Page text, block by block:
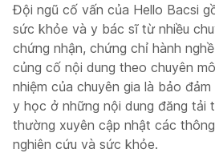
Đội ngũ cố vấn của Hello Bacsi
sức khỏe và y bác sĩ từ nhiều
chứng nhận, chứng chỉ hành
củng cố nội dung theo chuyên
nhiệm của chuyên gia là bảo
y học ở những nội dung đăng tải
thường xuyên cập nhật các
nghiên cứu và sức khỏe.